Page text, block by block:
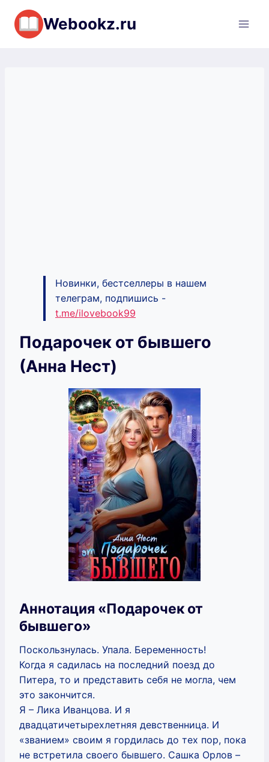
Перейти
содержимому
Webookz.ru
Новинки, бестселлеры в нашем
телеграм, подпишись -
t.me/ilovebook99
Подарочек от бывшего
(Анна Нест)
Аннотация «Подарочек от
бывшего»
Поскользнулась. Упала. Беременность!
Когда я садилась на последний поезд до
Питера, то и представить себя не могла, чем
это закончится.
Я – Лика Иванцова. И я
двадцатичетырехлетняя девственница. И
«званием» своим я гордилась до тех пор, пока
не встретила своего бывшего. Сашка Орлов –